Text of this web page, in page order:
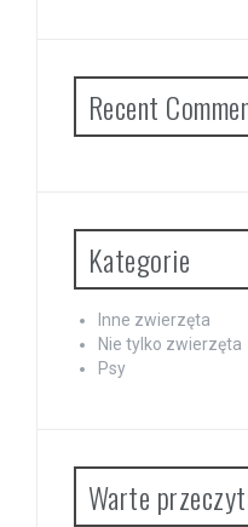
Recent
Kategorie
Inne zwierzęta
Nie tylko zwierzęta
Psy
Warte